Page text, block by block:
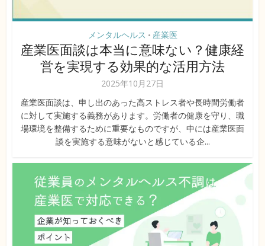
メンタルヘルス • 産業医
産業医面談は本当に意味ない？健康経
営を実現する効果的な活用方法
2025年10月27日
産業医面談は、申し出のあった高ストレス者や長時間労働者
に対して実施する義務があります。労働者の健康を守り、職
場環境を整備するために重要なものですが、中には産業医面
談を実施する意味がないと感じている企...